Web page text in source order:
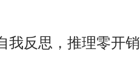
我反思，推理零开销